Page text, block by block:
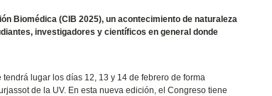
Biomédica (CIB 2025), un acontecimiento de naturaleza
investigadores y científicos en general donde
lugar los días 12, 13 y 14 de febrero de forma
de la UV. En esta nueva edición, el Congreso tiene